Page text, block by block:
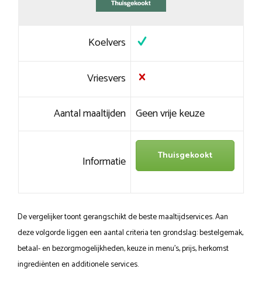
Koelvers
Vriesvers
Aantal maaltijden Geen vrije keuze
Informatie Thuisgekookt
De vergelijker toont gerangschikt de beste maaltijdservices. Aan
deze volgorde liggen een aantal criteria ten grondslag: bestelgemak,
betaal- en bezorgmogelijkheden, keuze in menu’s, prijs, herkomst
ingrediënten en additionele services.